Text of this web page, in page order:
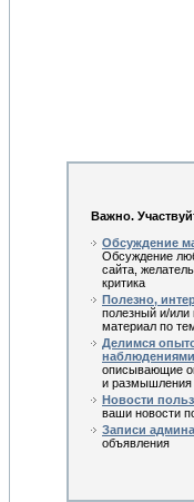
Важно.
Обсуждение
Обсуждение
сайта,
критика
Полезно,
полезный и/или
материал по
Делимся
наблюдениями
описывающие
и размышления
Новости
ваши новости
Записи админа
объявления